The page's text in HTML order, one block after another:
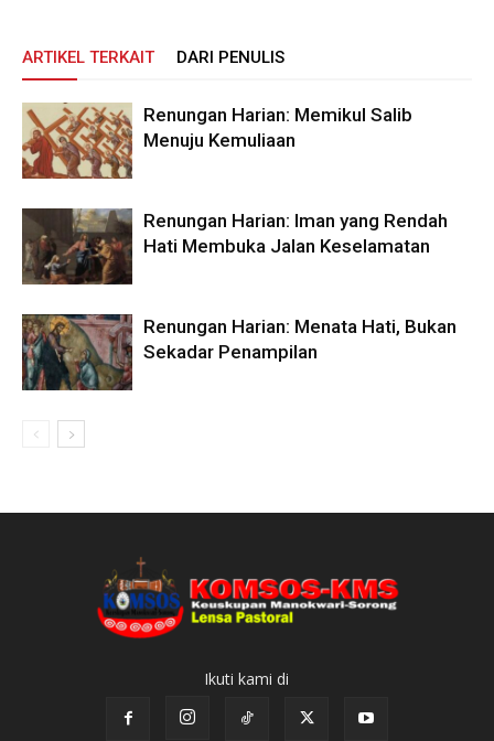
ARTIKEL TERKAIT DARI PENULIS
Renungan Harian: Memikul Salib
Menuju Kemuliaan
Renungan Harian: Iman yang Rendah
Hati Membuka Jalan Keselamatan
Renungan Harian: Menata Hati, Bukan
Sekadar Penampilan
Ikuti kami di